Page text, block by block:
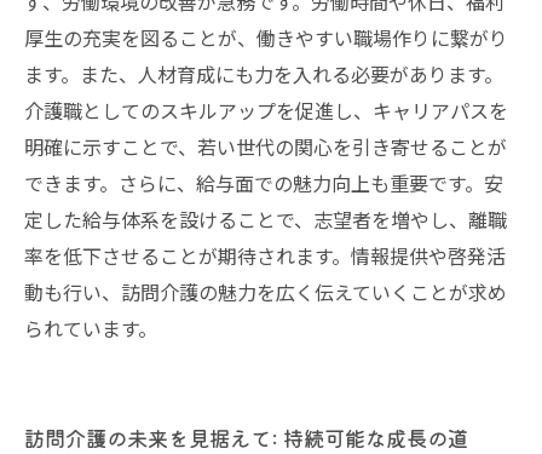
厚生の充実を図ることが、働きやすい職場作りに繋がり
ます。また、人材育成にも力を入れる必要があります。
介護職としてのスキルアップを促進し、キャリアパスを
明確に示すことで、若い世代の関心を引き寄せることが
できます。さらに、給与面での魅力向上も重要です。安
定した給与体系を設けることで、志望者を増やし、離職
率を低下させることが期待されます。情報提供や啓発活
動も行い、訪問介護の魅力を広く伝えていくことが求め
られています。
訪問介護の未来を見据えて: 持続可能な成長の道